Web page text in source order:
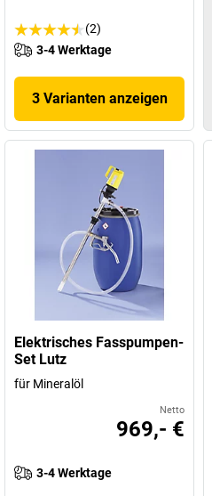
(2)
3-4 Werktage
3 Varianten anzeigen
Elektrisches Fasspumpen-
Set Lutz
für Mineralöl
Netto
969,- €
3-4 Werktage